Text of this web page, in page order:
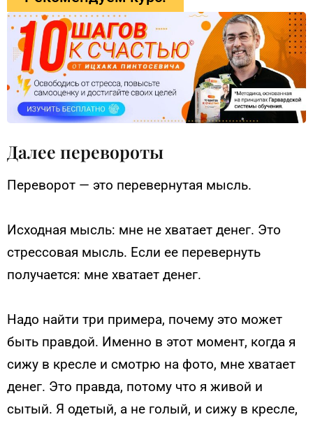
Далее перевороты
Переворот — это перевернутая мысль.
Исходная мысль: мне не хватает денег. Это
стрессовая мысль. Если ее перевернуть
получается: мне хватает денег.
Надо найти три примера, почему это может
быть правдой. Именно в этот момент, когда я
сижу в кресле и смотрю на фото, мне хватает
денег. Это правда, потому что я живой и
сытый. Я одетый, а не голый, и сижу в кресле,